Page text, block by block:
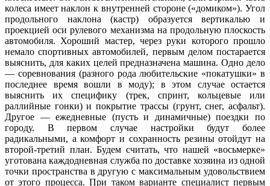
колеса имеет наклон к внутренней стороне («домиком»). Угол
продольного наклона (кастр) образуется вертикалью и
проекцией оси рулевого механизма на продольную плоскость
автомобиля. Хороший мастер, через руки которого прошло
немало спортивных автомобилей, первым делом постарается
выяснить, для каких целей предназначена машина. Одно дело
— соревнования (разного рода любительские «покатушки» в
последнее время вошли в моду); в этом случае остается
выяснить их специфику (трек, спринт, кольцевые или
раллийные гонки) и покрытие трассы (грунт, снег, асфальт).
Другое — ежедневные (пусть и динамичные) поездки по
городу. В первом случае настройки будут более
радикальными, а комфорт и сохранность резины отойдут на
второй-третий план. Будем считать, что нашей «восьмерке»
уготована каждодневная служба по доставке хозяина из одной
точки пространства в другую с максимальным удовольствием
от этого процесса. При таком варианте специалист первым